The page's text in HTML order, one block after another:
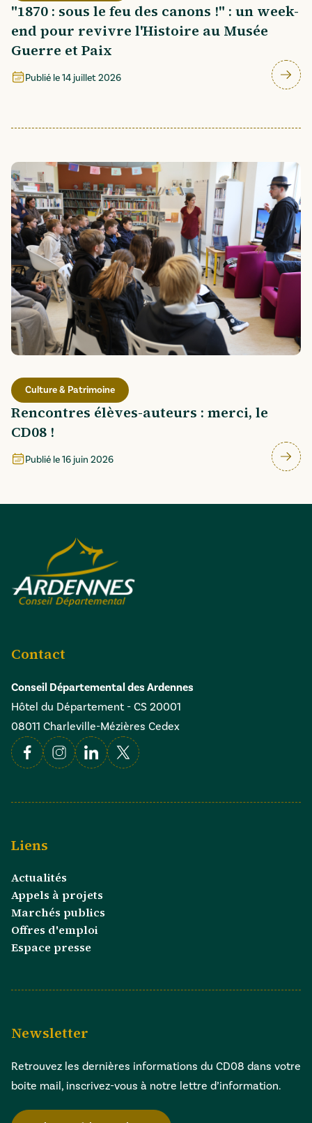
"1870 : sous le feu des canons !" : un week-
end pour revivre l'Histoire au Musée
Guerre et Paix
Publié le14 juillet 2026
Culture & Patrimoine
Rencontres élèves-auteurs : merci, le
CD08 !
Publié le16 juin 2026
Contact
Conseil Départemental des Ardennes
Hôtel du Département - CS 20001
08011 Charleville-Mézières Cedex
FacebookInstagramLinkedin
X
Liens
Actualités
Appels à projets
Marchés publics
Offres d'emploi
Espace presse
Newsletter
Retrouvez les dernières informations du CD08 dans votre
boite mail, inscrivez-vous à notre lettre d’information.